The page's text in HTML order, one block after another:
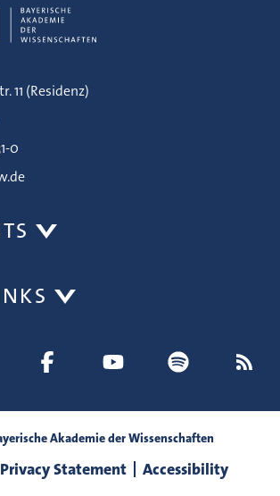
11 (Residenz)
0
Akademie der Wissenschaften
Privacy Statement Accessibility